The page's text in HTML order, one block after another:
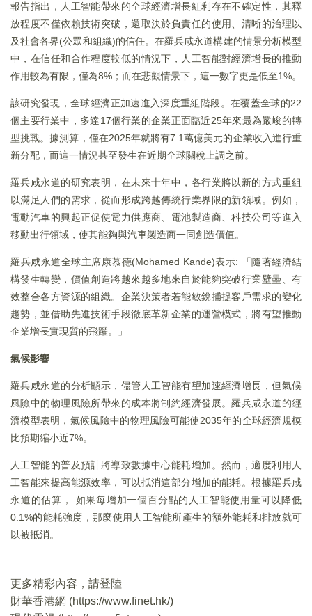
報告指出，人工智能帶來的全球經濟增長紅利存在不確定性，其釋
放程度不僅依賴技術突破，還取決於負責任的使用、清晰的治理以
及社會各界(公眾和組織)的信任。在羅兵咸永道構建的情景分析模型
中，在信任和合作程度較低的情況下，人工智能對經濟增長的推動
作用較為有限，僅為8%；而在悲觀情景下，這一數字更是低至1%。
該研究發現，全球經濟正加速進入深度重組階段。在覆蓋全球的22
個主要行業中，多達17個行業的企業正面臨近25年來最為嚴峻的轉
型挑戰。據測算，僅在2025年就將有7.1萬億美元的企業收入進行重
新分配，而這一情況甚至發生在近期全球關稅上調之前。
羅兵咸永道的研究表明，在未來十年中，各行業將以新的方式重組
以滿足人們的需求，從而形成跨越傳統行業界限的新領域。例如，
電動汽車的興起正促使電力供應商、電池製造商、科技公司等進入
移動出行領域，使其能夠與汽車製造商一同創造價值。
羅兵咸永道全球主席康慕德(Mohamed Kande)表示: 「隨著經濟結
構發生轉變，價值創造將越來越多地來自於能夠突破行業壁壘、有
效整合各方資源的組織。企業決策者若能敏銳捕捉客戶需求的變化
趨勢，並借助先進技術手段徹底革新企業的運營模式，將有望推動
企業增長實現質的飛躍。」
氣候影響
羅兵咸永道的分析顯示，儘管人工智能有望加速經濟增長，但氣候
風險中的物理風險所帶來的成本將制約經濟發展。羅兵咸永道的經
濟模型表明，氣候風險中的物理風險可能使2035年的全球經濟規模
比預期縮小近7%。
人工智能的普及預計將導致數據中心能耗增加。然而，適度利用人
工智能來提高能源效率，可以抵消這部分增加的能耗。根據羅兵咸
永道的估算， 如果每增加一個百分點的人工智能使用量可以降低
0.1%的能耗強度，那麼使用人工智能所產生的額外能耗和排放就可
以被抵消。
更多精彩內容，請登陸
財華香港網 (https://www.finet.hk/)